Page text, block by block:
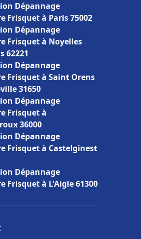
Dépannage
Frisquet à Paris 75002
Dépannage
Frisquet à Noyelles
62221
Dépannage
Frisquet à Saint Orens
31650
Dépannage
Frisquet à
36000
Dépannage
Frisquet à Castelginest
Dépannage
Frisquet à L'Aigle 61300